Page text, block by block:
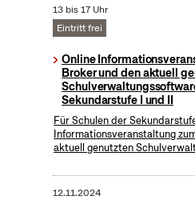
13 bis 17 Uhr
Eintritt frei
Online
Broker und den aktuell
Sekundarstufe I und II
Für Schulen der
Informationsveranstaltung
aktuell genutzten
12.11.2024